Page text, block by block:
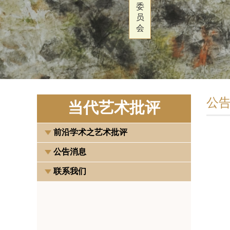
委
员
会
当代艺术批评
前沿学术之艺术批评
公告消息
联系我们
公